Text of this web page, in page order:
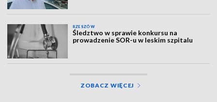
RZESZÓW
Śledztwo w sprawie konkursu na
prowadzenie SOR-u w leskim szpitalu
ZOBACZ WIĘCEJ